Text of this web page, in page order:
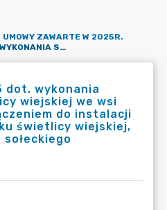
UMOWY ZAWARTE W 2025R.
UMOWA NR 712/2025 DOT. WYKONANIA SZAMBA PRZY ŚWIETLICY WIEJSKIEJ WE WSI KACICE WRAZ Z PODŁĄCZENIEM DO INSTALACJI SANITARNEJ W BUDYNKU ŚWIETLICY WIEJSKIEJ, W RAMACH FUNDUSZU SOŁECKIEGO
dot. wykonania
wiejskiej we wsi
do instalacji
świetlicy wiejskiej,